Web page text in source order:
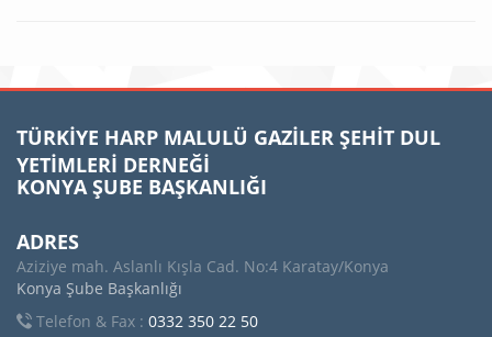
TÜRKİYE HARP MALULÜ GAZİLER ŞEHİT DUL
YETİMLERİ DERNEĞİ
KONYA ŞUBE BAŞKANLIĞI
ADRES
Aziziye mah. Aslanlı Kışla Cad. No:4 Karatay/Konya
Konya Şube Başkanlığı
Telefon & Fax : 0332 350 22 50